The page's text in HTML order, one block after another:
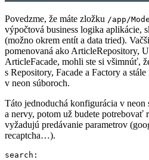
Povedzme, že máte zložku /app/
výpočtová business logika aplikácie,
(možno okrem entít a data tried).
pomenovaná ako ArticleRepository,
ArticleFacade, mohli ste si všimnúť,
s Repository, Facade a Factory a
v neon súboroch.
Táto jednoduchá konfigurácia v neon
a nervy, potom už budete potrebovať
vyžadujú predávanie parametrov
recaptcha…).
search: